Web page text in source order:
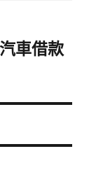
車借款